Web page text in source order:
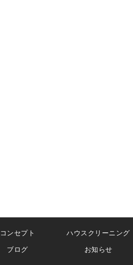
コンセプト ハウスクリーニング
ブログ お知らせ